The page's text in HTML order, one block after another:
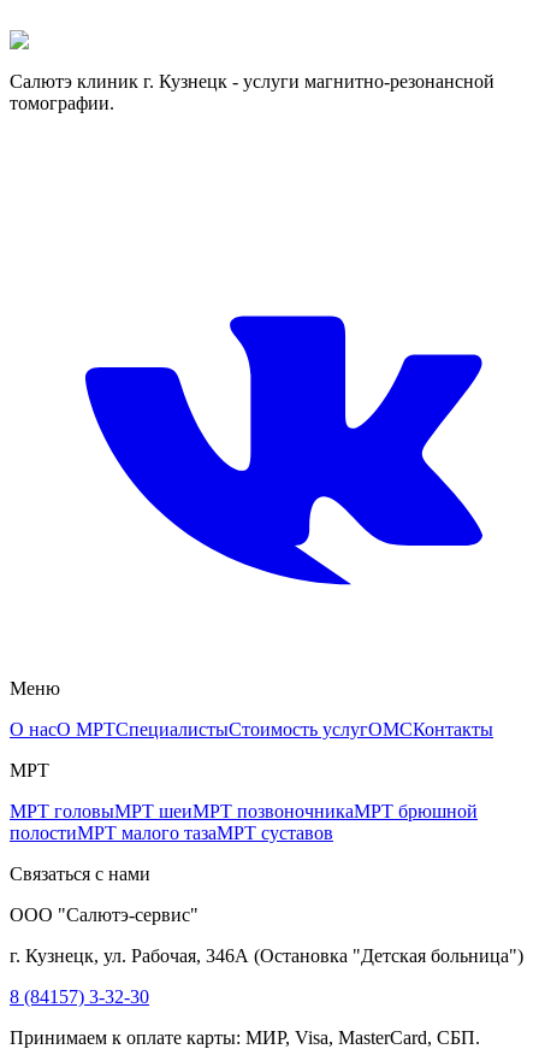
Салютэ клиник г. Кузнецк - услуги магнитно-резонансной
томографии.
Меню
О насО МРТСпециалистыСтоимость услугОМСКонтакты
МРТ
МРТ головыМРТ шеиМРТ позвоночникаМРТ брюшной
полостиМРТ малого тазаМРТ суставов
Связаться с нами
ООО "Салютэ-сервис"
г. Кузнецк, ул. Рабочая, 346А (Остановка "Детская больница")
8 (84157) 3-32-30
Принимаем к оплате карты: МИР, Visa, MasterCard, СБП.